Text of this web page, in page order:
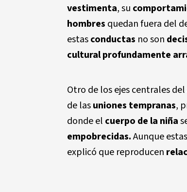
vestimenta, su
hombres quedan fuera del
estasconductas no son
cultural profundamente
Otro de los ejes centrales
de lasuniones tempranas,
donde el cuerpo de la niña
empobrecidas.Aunque estas
explicó que reproducen